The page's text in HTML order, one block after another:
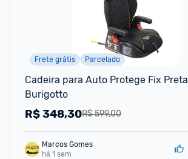
Frete grátis Parcelado
Cadeira para Auto Protege Fix Preta
Burigotto
R$ 599,00
R$348,30
Marcos Gomes
há 1 sem